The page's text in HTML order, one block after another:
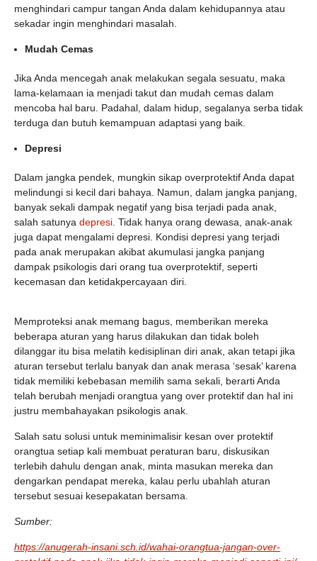
menghindari campur tangan Anda dalam kehidupannya atau
sekadar ingin menghindari masalah.
Mudah Cemas
Jika Anda mencegah anak melakukan segala sesuatu, maka
lama-kelamaan ia menjadi takut dan mudah cemas dalam
mencoba hal baru. Padahal, dalam hidup, segalanya serba tidak
terduga dan butuh kemampuan adaptasi yang baik.
Depresi
Dalam jangka pendek, mungkin sikap overprotektif Anda dapat
melindungi si kecil dari bahaya. Namun, dalam jangka panjang,
banyak sekali dampak negatif yang bisa terjadi pada anak,
salah satunya depresi . Tidak hanya orang dewasa, anak-anak
juga dapat mengalami depresi. Kondisi depresi yang terjadi
pada anak merupakan akibat akumulasi jangka panjang
dampak psikologis dari orang tua overprotektif, seperti
kecemasan dan ketidakpercayaan diri.
Memproteksi anak memang bagus, memberikan mereka
beberapa aturan yang harus dilakukan dan tidak boleh
dilanggar itu bisa melatih kedisiplinan diri anak, akan tetapi jika
aturan tersebut terlalu banyak dan anak merasa ‘sesak’ karena
tidak memiliki kebebasan memilih sama sekali, berarti Anda
telah berubah menjadi orangtua yang over protektif dan hal ini
justru membahayakan psikologis anak.
Salah satu solusi untuk meminimalisir kesan over protektif
orangtua setiap kali membuat peraturan baru, diskusikan
terlebih dahulu dengan anak, minta masukan mereka dan
dengarkan pendapat mereka, kalau perlu ubahlah aturan
tersebut sesuai kesepakatan bersama.
Sumber:
https://anugerah-insani.sch.id/wahai-orangtua-jangan-over-